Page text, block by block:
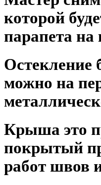
которой
парапета на
Остекление
можно на
Крыша это
покрытый
работ швов